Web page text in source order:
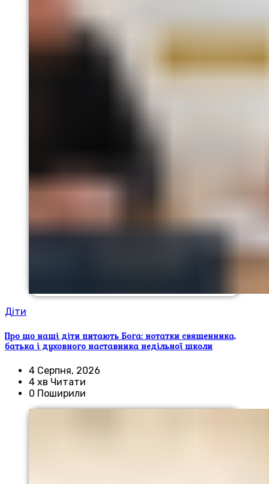
Діти
Про що наші діти питають Бога: нотатки священника,
батька і духовного наставника недільної школи
4 Серпня, 2026
4 хв Читати
0 Поширили